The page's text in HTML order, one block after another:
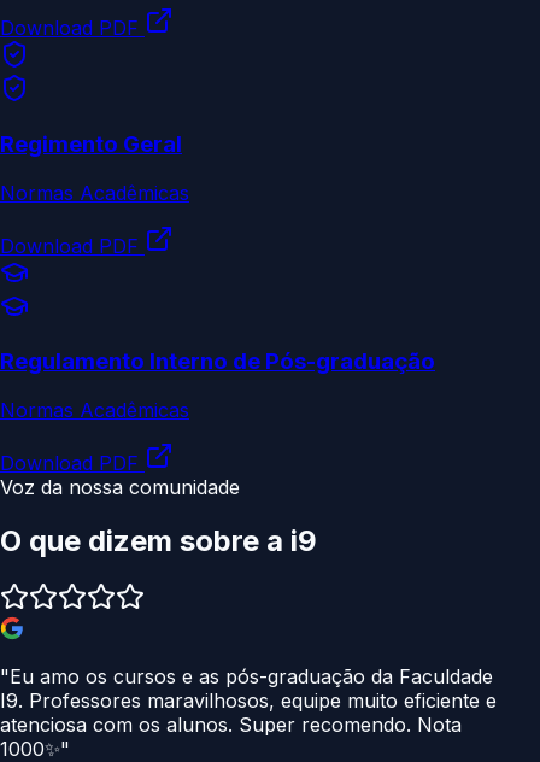
Download PDF
Regimento Geral
Normas Acadêmicas
Download PDF
Regulamento Interno de Pós-graduação
Normas Acadêmicas
Download PDF
Voz da nossa comunidade
O que dizem sobre a i9
"Eu amo os cursos e as pós-graduação da Faculdade
I9. Professores maravilhosos, equipe muito eficiente e
atenciosa com os alunos. Super recomendo. Nota
1000✨"